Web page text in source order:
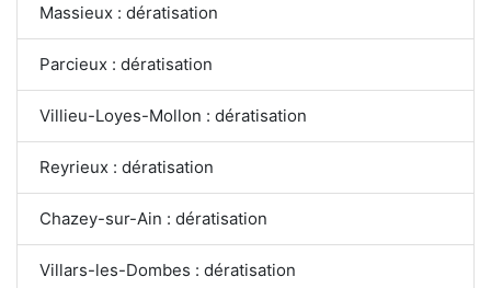
Massieux : dératisation
Parcieux : dératisation
Villieu-Loyes-Mollon : dératisation
Reyrieux : dératisation
Chazey-sur-Ain : dératisation
Villars-les-Dombes : dératisation